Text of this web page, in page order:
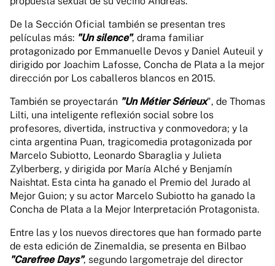
De la Sección Oficial también se presentan tres
películas más: "Un silence", drama familiar
protagonizado por Emmanuelle Devos y Daniel Auteuil y
dirigido por Joachim Lafosse, Concha de Plata a la mejor
dirección por Los caballeros blancos en 2015.
También se proyectarán "Un Métier Sérieux", de Thomas
Lilti, una inteligente reflexión social sobre los
profesores, divertida, instructiva y conmovedora; y la
cinta argentina Puan, tragicomedia protagonizada por
Marcelo Subiotto, Leonardo Sbaraglia y Julieta
Zylberberg, y dirigida por María Alché y Benjamín
Naishtat. Esta cinta ha ganado el Premio del Jurado al
Mejor Guion; y su actor Marcelo Subiotto ha ganado la
Concha de Plata a la Mejor Interpretación Protagonista.
Entre las y los nuevos directores que han formado parte
de esta edición de Zinemaldia, se presenta en Bilbao
"Carefree Days", segundo largometraje del director